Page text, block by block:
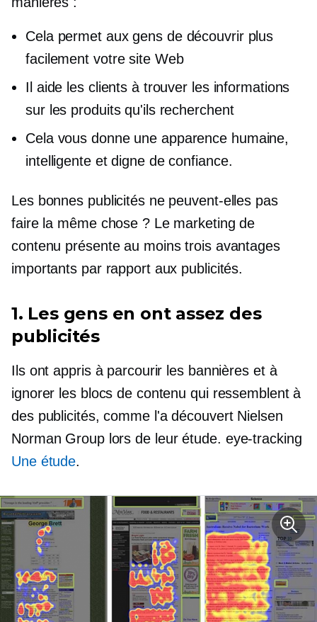
Cela permet aux gens de découvrir plus
facilement votre site Web
Il aide les clients à trouver les informations
sur les produits qu'ils recherchent
Cela vous donne une apparence humaine,
intelligente et digne de confiance.
Les bonnes publicités ne peuvent-elles pas
faire la même chose ? Le marketing de
contenu présente au moins trois avantages
importants par rapport aux publicités.
1. Les gens en ont assez des
publicités
Ils ont appris à parcourir les bannières et à
ignorer les blocs de contenu qui ressemblent à
des publicités, comme l'a découvert Nielsen
Norman Group lors de leur étude. eye-tracking
Une étude.